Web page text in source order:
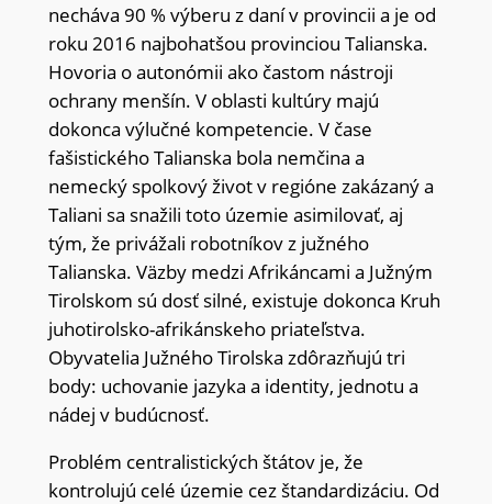
necháva 90 % výberu z daní v provincii a je od
roku 2016 najbohatšou provinciou Talianska.
Hovoria o autonómii ako častom nástroji
ochrany menšín. V oblasti kultúry majú
dokonca výlučné kompetencie. V čase
fašistického Talianska bola nemčina a
nemecký spolkový život v regióne zakázaný a
Taliani sa snažili toto územie asimilovať, aj
tým, že privážali robotníkov z južného
Talianska. Väzby medzi Afrikáncami a Južným
Tirolskom sú dosť silné, existuje dokonca Kruh
juhotirolsko-afrikánskeho priateľstva.
Obyvatelia Južného Tirolska zdôrazňujú tri
body: uchovanie jazyka a identity, jednotu a
nádej v budúcnosť.
Problém centralistických štátov je, že
kontrolujú celé územie cez štandardizáciu. Od